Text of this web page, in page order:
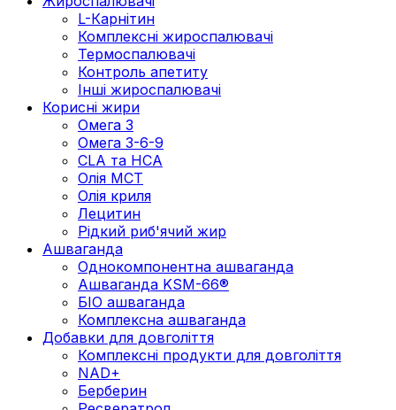
L-Карнітин
Комплексні жироспалювачі
Термоспалювачі
Контроль апетиту
Інші жироспалювачі
Корисні жири
Омега 3
Омега 3-6-9
CLA та HCA
Олія МСТ
Олія криля
Лецитин
Рідкий риб'ячий жир
Ашваганда
Однокомпонентна ашваганда
Ашваганда KSM-66®
БІО ашваганда
Комплексна ашваганда
Добавки для довголіття
Комплексні продукти для довголіття
NAD+
Берберин